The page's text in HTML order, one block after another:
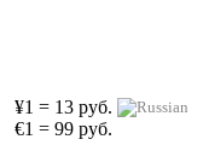
¥1 = 13 руб.
€1 = 99 руб.